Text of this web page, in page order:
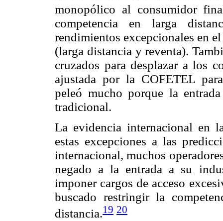
monopólico al consumidor
competencia en larga
rendimientos excepcionales en
(larga distancia y reventa).
cruzados para desplazar a los
ajustada por la COFETEL
peleó mucho porque la
tradicional.
La evidencia internacional en
estas excepciones a las
internacional, muchos
negado a la entrada a su
imponer cargos de acceso
buscado restringir la
distancia.19 20